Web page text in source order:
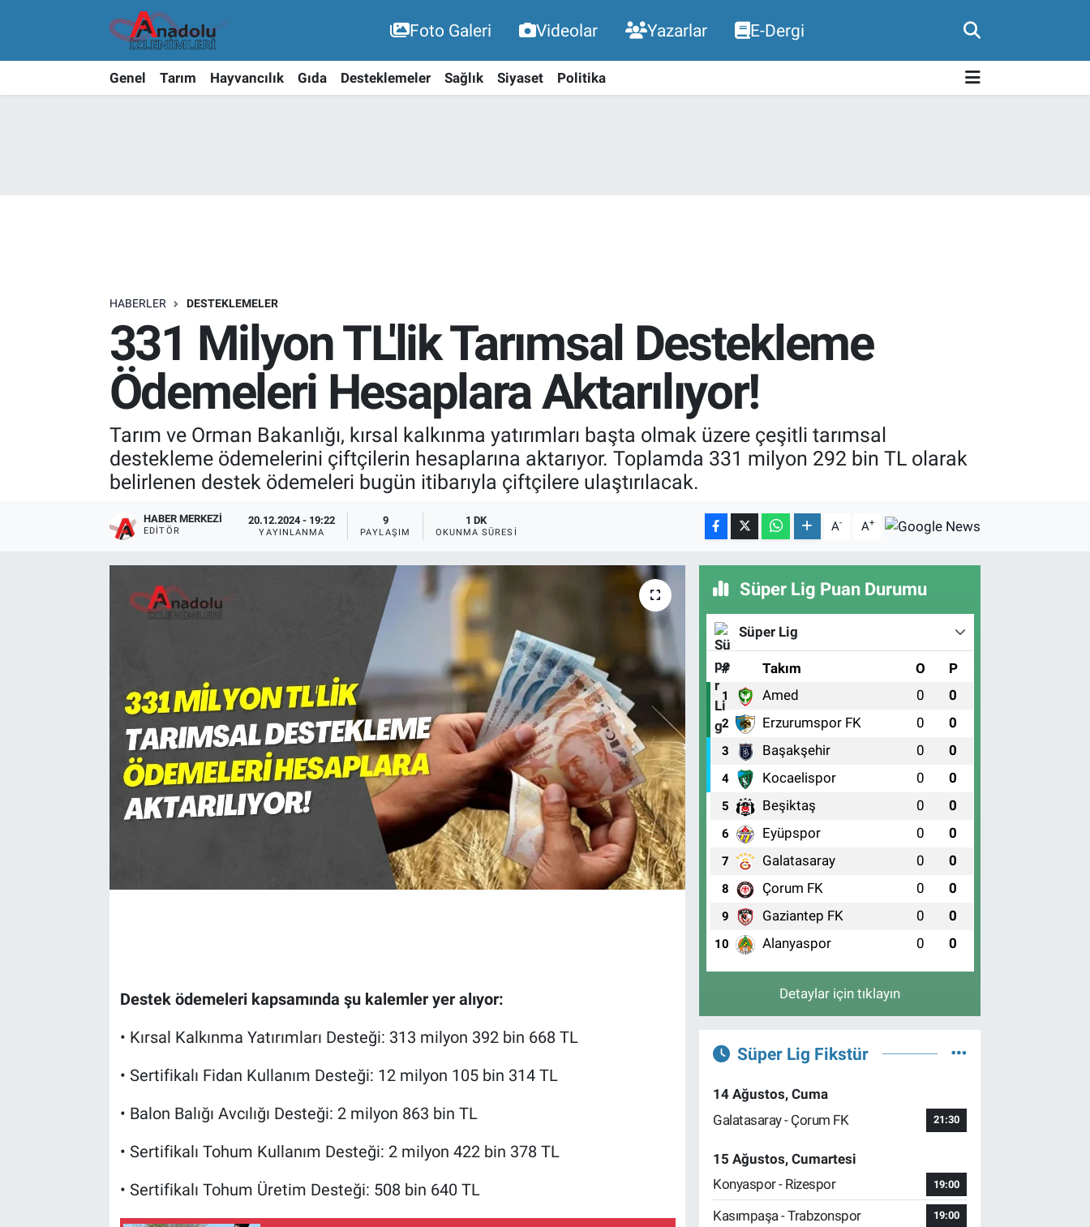
Foto Galeri Videolar Yazarlar E-Dergi
Genel Tarım Hayvancılık Gıda Desteklemeler Sağlık Siyaset Politika
HABERLER DESTEKLEMELER
331 Milyon TL'lik Tarımsal Destekleme
Ödemeleri Hesaplara Aktarılıyor!
Tarım ve Orman Bakanlığı, kırsal kalkınma yatırımları başta olmak üzere çeşitli tarımsal
destekleme ödemelerini çiftçilerin hesaplarına aktarıyor. Toplamda 331 milyon 292 bin TL olarak
belirlenen destek ödemeleri bugün itibarıyla çiftçilere ulaştırılacak.
HABER MERKEZI
EDITÖR
20.12.2024 - 19:22
YAYINLANMA
9
PAYLAŞIM
1 DK
OKUNMA SÜRESI A- A+
Destek ödemeleri kapsamında şu kalemler yer alıyor:
• Kırsal Kalkınma Yatırımları Desteği: 313 milyon 392 bin 668 TL
• Sertifikalı Fidan Kullanım Desteği: 12 milyon 105 bin 314 TL
• Balon Balığı Avcılığı Desteği: 2 milyon 863 bin TL
• Sertifikalı Tohum Kullanım Desteği: 2 milyon 422 bin 378 TL
• Sertifikalı Tohum Üretim Desteği: 508 bin 640 TL
Süper Lig Puan Durumu
Süper Lig
# Takım O P
1 Amed 0 0
2 Erzurumspor FK 0 0
3 Başakşehir 0 0
4 Kocaelispor 0 0
5 Beşiktaş 0 0
6 Eyüpspor 0 0
7 Galatasaray 0 0
8 Çorum FK 0 0
9 Gaziantep FK 0 0
10 Alanyaspor 0 0
Detaylar için tıklayın
Süper Lig Fikstür
14 Ağustos, Cuma
Galatasaray - Çorum FK
21:30
15 Ağustos, Cumartesi
Konyaspor - Rizespor
19:00
Kasımpaşa - Trabzonspor 19:00